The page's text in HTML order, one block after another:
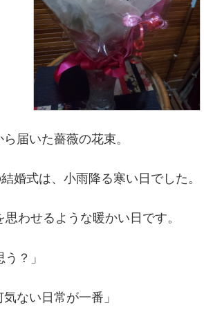
届いた薔薇の花束。
婚式は、小雨降る寒い日でした。
わせるような暖かい日です。
？」
ない日常が一番」